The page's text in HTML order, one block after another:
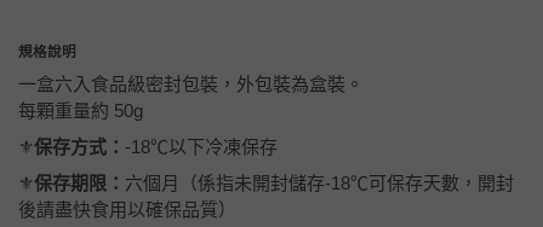
規格說明
一盒六入食品級密封包裝，外包裝為盒裝。
每顆重量約 50g
⚜️保存方式： -18℃以下冷凍保存
⚜️保存期限： 六個月（係指未開封儲存-18℃可保存天數，開封
後請盡快食用以確保品質）